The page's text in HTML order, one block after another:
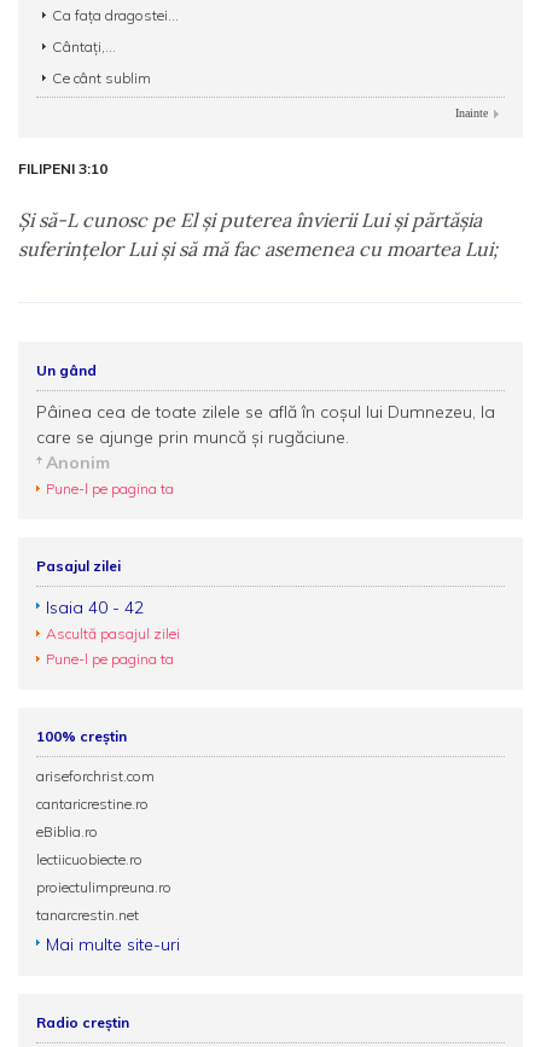
Ca fața dragostei...
Cântați,...
Ce cânt sublim
Inainte
FILIPENI 3:10
Şi să-L cunosc pe El şi puterea învierii Lui şi părtăşia
suferinţelor Lui şi să mă fac asemenea cu moartea Lui;
Un gând
Pâinea cea de toate zilele se află în coşul lui Dumnezeu, la
care se ajunge prin muncă şi rugăciune.
Anonim
Pune-l pe pagina ta
Pasajul zilei
Isaia 40 - 42
Ascultă pasajul zilei
Pune-l pe pagina ta
100% creștin
ariseforchrist.com
cantaricrestine.ro
eBiblia.ro
lectiicuobiecte.ro
proiectulimpreuna.ro
tanarcrestin.net
Mai multe site-uri
Radio creștin